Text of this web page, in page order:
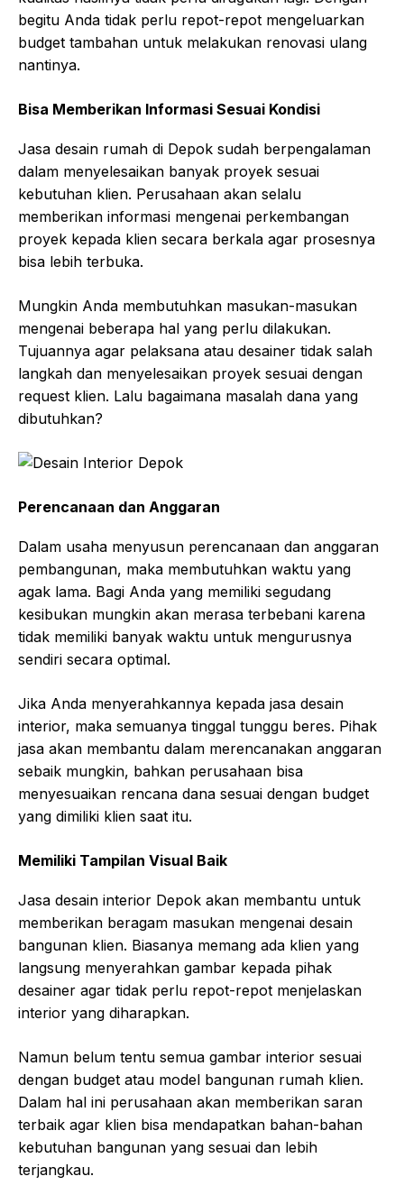
begitu Anda tidak perlu repot-repot mengeluarkan
budget tambahan untuk melakukan renovasi ulang
nantinya.
Bisa Memberikan Informasi Sesuai Kondisi
Jasa desain rumah di Depok sudah berpengalaman
dalam menyelesaikan banyak proyek sesuai
kebutuhan klien. Perusahaan akan selalu
memberikan informasi mengenai perkembangan
proyek kepada klien secara berkala agar prosesnya
bisa lebih terbuka.
Mungkin Anda membutuhkan masukan-masukan
mengenai beberapa hal yang perlu dilakukan.
Tujuannya agar pelaksana atau desainer tidak salah
langkah dan menyelesaikan proyek sesuai dengan
request klien. Lalu bagaimana masalah dana yang
dibutuhkan?
Perencanaan dan Anggaran
Dalam usaha menyusun perencanaan dan anggaran
pembangunan, maka membutuhkan waktu yang
agak lama. Bagi Anda yang memiliki segudang
kesibukan mungkin akan merasa terbebani karena
tidak memiliki banyak waktu untuk mengurusnya
sendiri secara optimal.
Jika Anda menyerahkannya kepada jasa desain
interior, maka semuanya tinggal tunggu beres. Pihak
jasa akan membantu dalam merencanakan anggaran
sebaik mungkin, bahkan perusahaan bisa
menyesuaikan rencana dana sesuai dengan budget
yang dimiliki klien saat itu.
Memiliki Tampilan Visual Baik
Jasa desain interior Depok akan membantu untuk
memberikan beragam masukan mengenai desain
bangunan klien. Biasanya memang ada klien yang
langsung menyerahkan gambar kepada pihak
desainer agar tidak perlu repot-repot menjelaskan
interior yang diharapkan.
Namun belum tentu semua gambar interior sesuai
dengan budget atau model bangunan rumah klien.
Dalam hal ini perusahaan akan memberikan saran
terbaik agar klien bisa mendapatkan bahan-bahan
kebutuhan bangunan yang sesuai dan lebih
terjangkau.